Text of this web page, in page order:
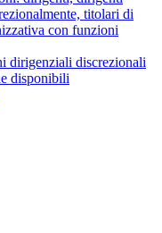
titolari di
con funzioni
dirigenziali discrezionali
disponibili